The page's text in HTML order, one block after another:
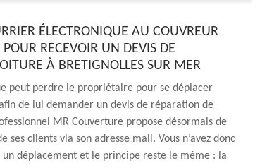
ÉLECTRONIQUE AU COUVREUR
RECEVOIR UN DEVIS DE
À BRETIGNOLLES SUR MER
peut perdre le propriétaire pour se déplacer
de lui demander un devis de réparation de
MR Couverture propose désormais de
ses clients via son adresse mail. Vous n’avez donc
un déplacement et le principe reste le même : la